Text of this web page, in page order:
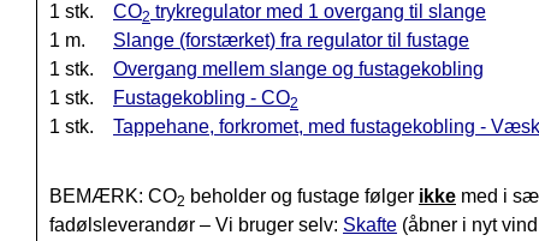
1 stk. CO2 trykregulator med 1 overgang til slange
1 m.
Slange (forstærket) fra regulator til fustage
1 stk.
Overgang mellem slange og fustagekobling
1 stk.
Fustagekobling - CO2
1 stk. Tappehane, forkromet, med fustagekobling -
BEMÆRK: CO2 beholder og fustage følger ikke med i
fadølsleverandør – Vi bruger selv: Skafte (åbner i nyt